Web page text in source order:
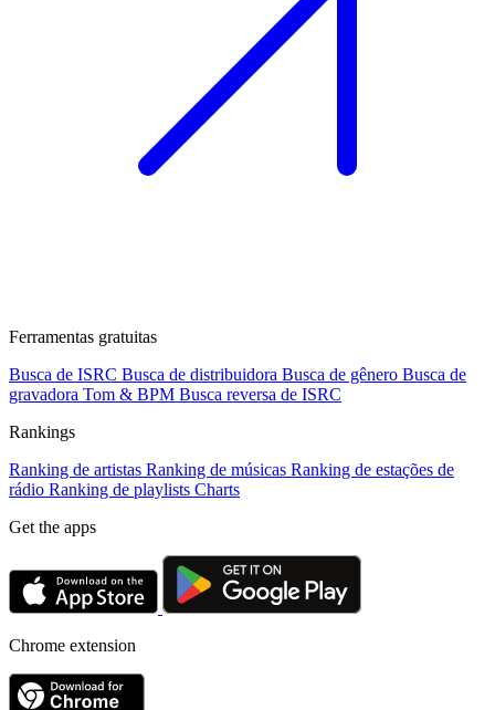
Ferramentas gratuitas
Busca de ISRC Busca de distribuidora Busca de gênero Busca de
gravadora Tom & BPM Busca reversa de ISRC
Rankings
Ranking de artistas Ranking de músicas Ranking de estações de
rádio Ranking de playlists Charts
Get the apps
Chrome extension